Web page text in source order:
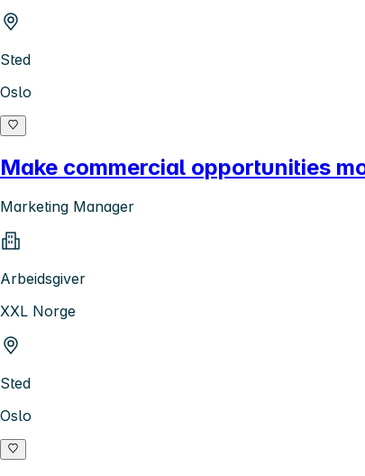
Sted
Oslo
Make commercial opportunities
Marketing Manager
Arbeidsgiver
XXL Norge
Sted
Oslo